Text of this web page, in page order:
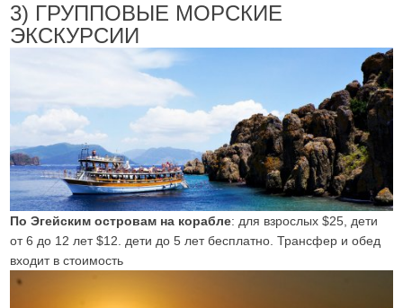
3) ГРУППОВЫЕ МОРСКИЕ
ЭКСКУРСИИ
По Эгейским островам на корабле: для взрослых $25, дети
от 6 до 12 лет $12. дети до 5 лет бесплатно. Трансфер и обед
входит в стоимость